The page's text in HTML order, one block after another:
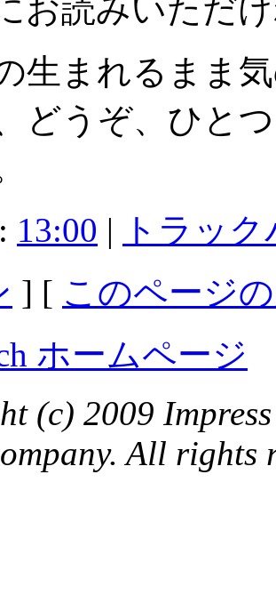
お読みいただ
生まれるまま
どうぞ、ひと
13:00 |
トラッ
] [ このページ
ホームページ
(c) 2009
All rights